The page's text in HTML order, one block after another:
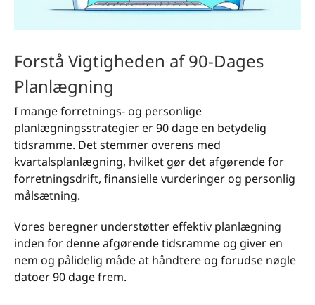
Forstå Vigtigheden af 90-Dages
Planlægning
I mange forretnings- og personlige
planlægningsstrategier er 90 dage en betydelig
tidsramme. Det stemmer overens med
kvartalsplanlægning, hvilket gør det afgørende for
forretningsdrift, finansielle vurderinger og personlig
målsætning.
Vores beregner understøtter effektiv planlægning
inden for denne afgørende tidsramme og giver en
nem og pålidelig måde at håndtere og forudse nøgle
datoer 90 dage frem.